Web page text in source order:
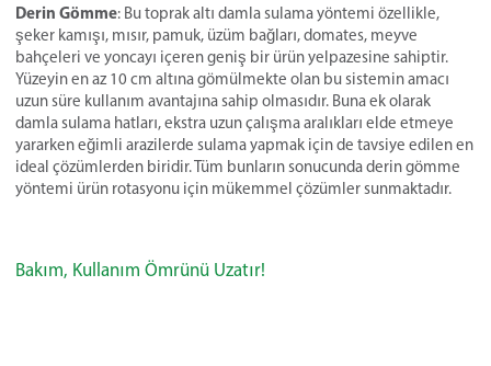
Derin Gömme: Bu toprak altı damla sulama yöntemi özellikle,
şeker kamışı, mısır, pamuk, üzüm bağları, domates, meyve
bahçeleri ve yoncayı içeren geniş bir ürün yelpazesine sahiptir.
Yüzeyin en az 10 cm altına gömülmekte olan bu sistemin amacı
uzun süre kullanım avantajına sahip olmasıdır. Buna ek olarak
damla sulama hatları, ekstra uzun çalışma aralıkları elde etmeye
yararken eğimli arazilerde sulama yapmak için de tavsiye edilen en
ideal çözümlerden biridir. Tüm bunların sonucunda derin gömme
yöntemi ürün rotasyonu için mükemmel çözümler sunmaktadır.
Bakım, Kullanım Ömrünü Uzatır!